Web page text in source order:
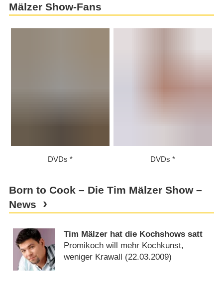
Mälzer Show-Fans
DVDs DVDs
Born to Cook – Die Tim Mälzer Show –
News
Tim Mälzer hat die Kochshows satt
Promikoch will mehr Kochkunst,
weniger Krawall (22.03.2009)